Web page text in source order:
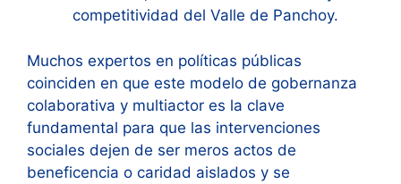
competitividad del Valle de Panchoy.
Muchos expertos en políticas públicas
coinciden en que este modelo de gobernanza
colaborativa y multiactor es la clave
fundamental para que las intervenciones
sociales dejen de ser meros actos de
beneficencia o caridad aislados y se